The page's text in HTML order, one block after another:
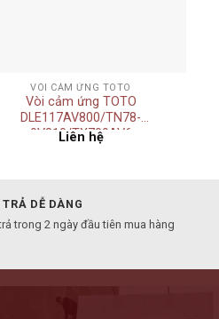
VÒI CẢM ỨNG TOTO
Vòi cảm ứng TOTO
DLE117AV800/TN78-
9V810/TX709AV6
Liên hệ
DỄ DÀNG
trong 2 ngày đầu tiên mua hàng